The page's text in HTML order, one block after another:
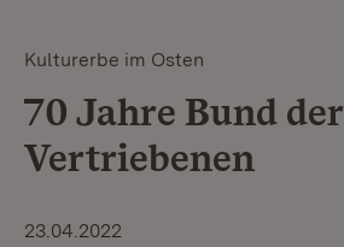
Kulturerbe im Osten
70 Jahre Bund der
Vertriebenen
23.04.2022